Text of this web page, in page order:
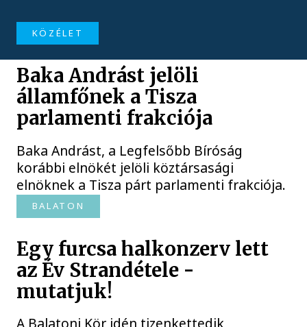
KÖZÉLET
Baka Andrást jelöli
államfőnek a Tisza
parlamenti frakciója
Baka Andrást, a Legfelsőbb Bíróság
korábbi elnökét jelöli köztársasági
elnöknek a Tisza párt parlamenti frakciója.
BALATON
Egy furcsa halkonzerv lett
az Év Strandétele -
mutatjuk!
A Balatoni Kör idén tizenkettedik